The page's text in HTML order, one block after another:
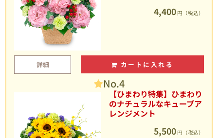
4,400 円（税込）
詳細 カートに入れる
No.4
【ひまわり特集】ひまわり
のナチュラルなキューブア
レンジメント
5,500 円（税込）